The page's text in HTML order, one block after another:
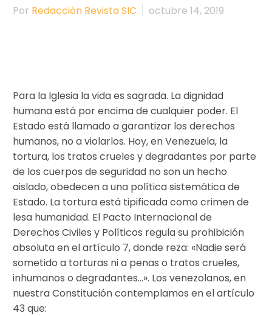
Por Redacción Revista SIC octubre 14, 2019
Para la Iglesia la vida es sagrada. La dignidad
humana está por encima de cualquier poder. El
Estado está llamado a garantizar los derechos
humanos, no a violarlos. Hoy, en Venezuela, la
tortura, los tratos crueles y degradantes por parte
de los cuerpos de seguridad no son un hecho
aislado, obedecen a una política sistemática de
Estado. La tortura está tipificada como crimen de
lesa humanidad. El Pacto Internacional de
Derechos Civiles y Políticos regula su prohibición
absoluta en el artículo 7, donde reza: «Nadie será
sometido a torturas ni a penas o tratos crueles,
inhumanos o degradantes…». Los venezolanos, en
nuestra Constitución contemplamos en el artículo
43 que: